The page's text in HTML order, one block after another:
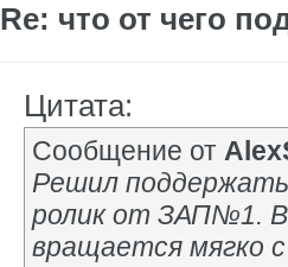
Re: что от чего
Цитата:
Сообщение от
Решил поддержать
ролик от ЗАП№1.
вращается мягко